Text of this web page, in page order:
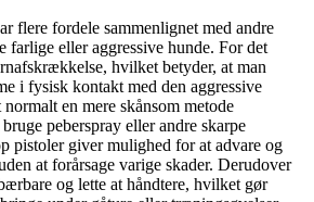
flere fordele sammenlignet med andre
farlige eller aggressive hunde. For det
hvilket betyder, at man
i fysisk kontakt med den aggressive
en mere skånsom metode
peberspray eller andre skarpe
pistoler giver mulighed for at advare og
at forårsage varige skader. Derudover
og lette at håndtere, hvilket gør